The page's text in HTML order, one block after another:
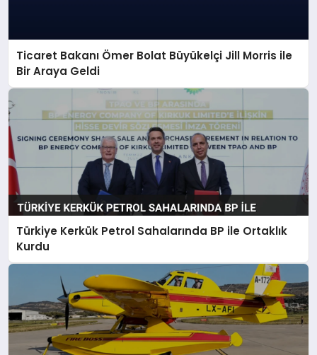
Ticaret Bakanı Ömer Bolat Büyükelçi Jill Morris ile
Bir Araya Geldi
Türkiye Kerkük Petrol Sahalarında BP ile Ortaklık
Kurdu